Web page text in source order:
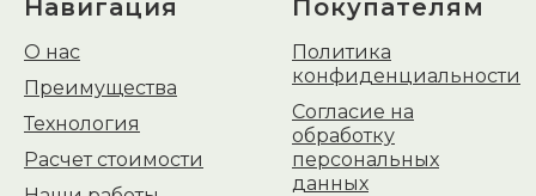
Навигация
О нас
Преимущества
Технология
Расчет стоимости
Покупателям
Политика
конфиденциальности
Согласие на
обработку
персональных
данных